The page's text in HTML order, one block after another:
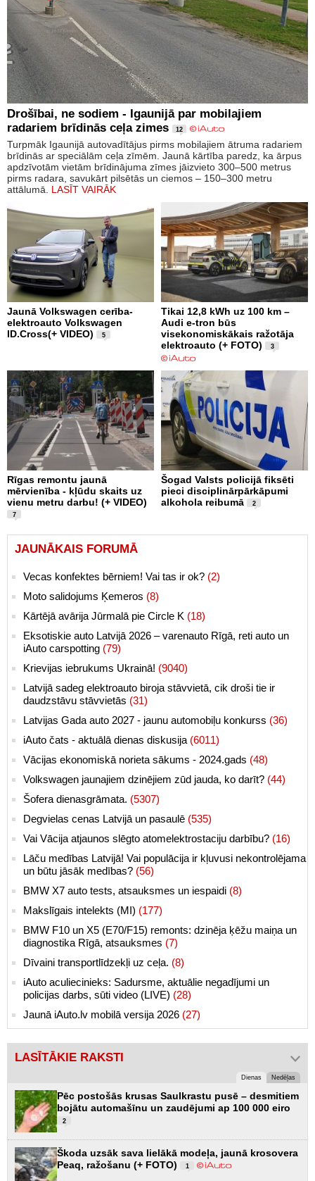
Drošībai, ne sodiem - Igaunijā par mobilajiem
radariem brīdinās ceļa zimes
12
Turpmāk Igaunijā autovadītājus pirms mobilajiem ātruma radariem
brīdinās ar speciālām ceļa zīmēm. Jaunā kārtība paredz, ka ārpus
apdzīvotām vietām brīdinājuma zīmes jāizvieto 300–500 metrus
pirms radara, savukārt pilsētās un ciemos – 150–300 metru
attālumā. LASĪT VAIRĀK
Jaunā Volkswagen cerība-
elektroauto Volkswagen
ID.Cross(+ VIDEO)
5
Tikai 12,8 kWh uz 100 km –
Audi e-tron būs
visekonomiskākais ražotāja
elektroauto (+ FOTO)
3
Rīgas remontu jaunā
mērvienība - kļūdu skaits uz
vienu metru darbu! (+ VIDEO)
7
Šogad Valsts policijā fiksēti
pieci disciplinārpārkāpumi
alkohola reibumā
2
JAUNĀKAIS FORUMĀ
Vecas konfektes bērniem! Vai tas ir ok? (2)
Moto salidojums Ķemeros (8)
Kārtējā avārija Jūrmalā pie Circle K (18)
Eksotiskie auto Latvijā 2026 – varenauto Rīgā, reti auto un
iAuto carspotting (79)
Krievijas iebrukums Ukrainā! (9040)
Latvijā sadeg elektroauto biroja stāvvietā, cik droši tie ir
daudzstāvu stāvvietās (31)
Latvijas Gada auto 2027 - jaunu automobiļu konkurss (36)
iAuto čats - aktuālā dienas diskusija (6011)
Vācijas ekonomiskā norieta sākums - 2024.gads (48)
Volkswagen jaunajiem dzinējiem zūd jauda, ko darīt? (44)
Šofera dienasgrāmata. (5307)
Degvielas cenas Latvijā un pasaulē (535)
Vai Vācija atjaunos slēgto atomelektrostaciju darbību? (16)
Lāču medības Latvijā! Vai populācija ir kļuvusi nekontrolējama
un būtu jāsāk medības? (56)
BMW X7 auto tests, atsauksmes un iespaidi (8)
Makslīgais intelekts (MI) (177)
BMW F10 un X5 (E70/F15) remonts: dzinēja ķēžu maiņa un
diagnostika Rīgā, atsauksmes (7)
Dīvaini transportlīdzekļi uz ceļa. (8)
iAuto aculiecinieks: Sadursme, aktuālie negadījumi un
policijas darbs, sūti video (LIVE) (28)
Jaunā iAuto.lv mobilā versija 2026 (27)
LASĪTĀKIE RAKSTI
Dienas Nedēļas
Pēc postošās krusas Saulkrastu pusē – desmitiem
bojātu automašīnu un zaudējumi ap 100 000 eiro
2
Škoda uzsāk sava lielākā modeļa, jaunā krosovera
Peaq, ražošanu (+ FOTO)
1